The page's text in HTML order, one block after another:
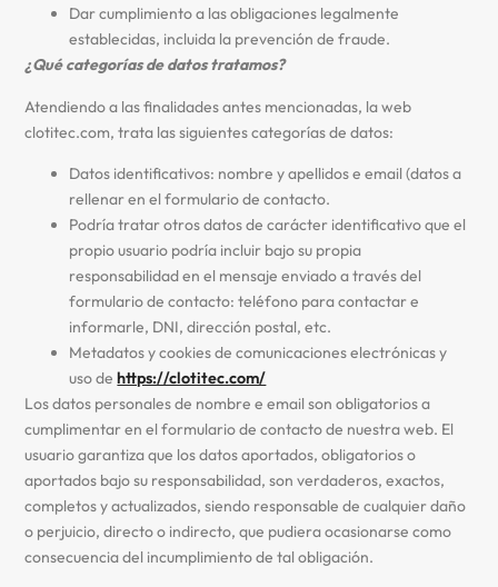
Dar cumplimiento a las obligaciones legalmente
establecidas, incluida la prevención de fraude.
¿Qué categorías de datos tratamos?
Atendiendo a las finalidades antes mencionadas, la web
clotitec.com, trata las siguientes categorías de datos:
Datos identificativos: nombre y apellidos e email (datos a
rellenar en el formulario de contacto.
Podría tratar otros datos de carácter identificativo que el
propio usuario podría incluir bajo su propia
responsabilidad en el mensaje enviado a través del
formulario de contacto: teléfono para contactar e
informarle, DNI, dirección postal, etc.
Metadatos y cookies de comunicaciones electrónicas y
uso dehttps://clotitec.com/
Los datos personales de nombre e email son obligatorios a
cumplimentar en el formulario de contacto de nuestra web. El
usuario garantiza que los datos aportados, obligatorios o
aportados bajo su responsabilidad, son verdaderos, exactos,
completos y actualizados, siendo responsable de cualquier daño
o perjuicio, directo o indirecto, que pudiera ocasionarse como
consecuencia del incumplimiento de tal obligación.